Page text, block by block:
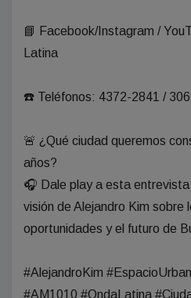
📘 Facebook/Instagram /
Latina
☎️ Teléfonos: 4372-2841 /
🚨 ¿Qué ciudad queremos
años?
🎧 Dale play a esta
visión de Alejandro Kim sobre
oportunidades y el futuro de
#AlejandroKim
#AM1010 #OndaLatina